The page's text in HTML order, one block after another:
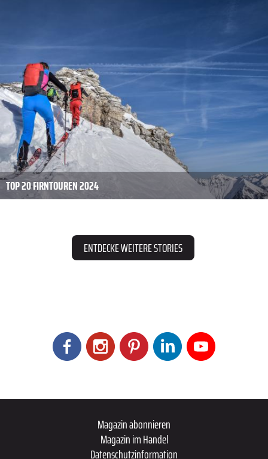
TOP 20 FIRNTOUREN 2024
ENTDECKE WEITERE STORIES
Magazin abonnieren
Magazin im Handel
Datenschutzinformation